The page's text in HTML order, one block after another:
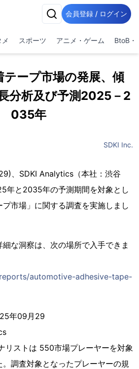
会員登録 / ログイン
メ スポーツ アニメ・ゲーム BtoB・
テープ市場の発展、傾
分析及び予測2025－2
035年
SDKI Inc.
、SDKI Analytics（本社：渋谷
年と2035年の予測期間を対象とし
市場」に関する調査を実施しまし
な洞察は、次の場所で入手できま
automotive-adhesive-tape-
年09月29
リストは 550市場プレーヤーを対象
調査対象となったプレーヤーの規